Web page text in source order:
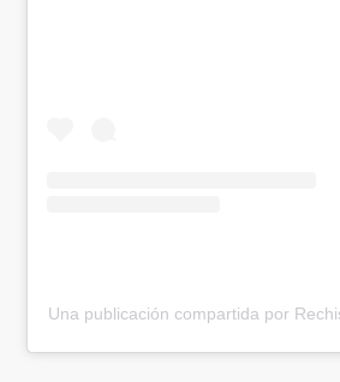
Una publicación compartida por